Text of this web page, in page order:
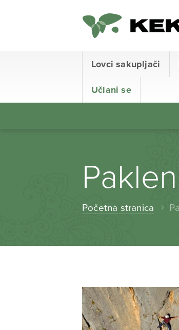
Lovci sakupljači
Učlani se
Početna stranica